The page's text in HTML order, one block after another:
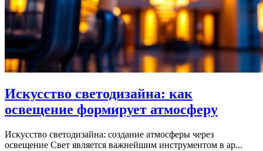
Искусство светодизайна: как
освещение формирует атмосферу
Искусство светодизайна: создание атмосферы через
освещение Свет является важнейшим инструментом в ар...